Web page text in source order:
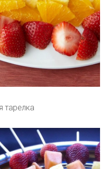
тарелка